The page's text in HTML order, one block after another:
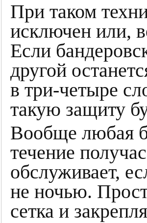
При таком
исключен или,
Если
другой
в три-четыре
такую защиту
Вообще любая
течение
обслуживает,
не ночью.
сетка и